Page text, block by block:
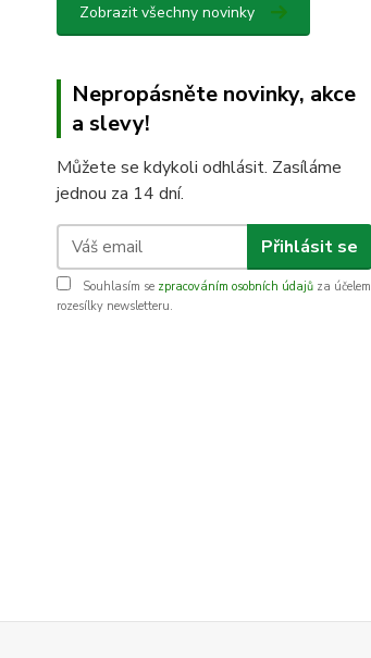
Zobrazit všechny novinky
Nepropásněte novinky, akce
a slevy!
Můžete se kdykoli odhlásit. Zasíláme
jednou za 14 dní.
Přihlásit se
Souhlasím se zpracováním osobních údajů za účelem
rozesílky newsletteru.